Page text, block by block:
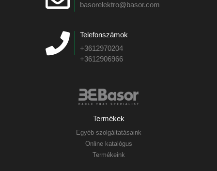
basorelektro@basor.com
Telefonszámok
+3612970204
+3612906966
Termékek
Egyéb szolgáltatásaink
Online katalógus
Termékeink